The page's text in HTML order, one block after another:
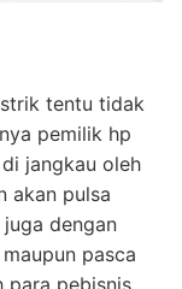
tentu tidak
pemilik hp
jangkau oleh
akan pulsa
dengan
pasca
para pebisnis